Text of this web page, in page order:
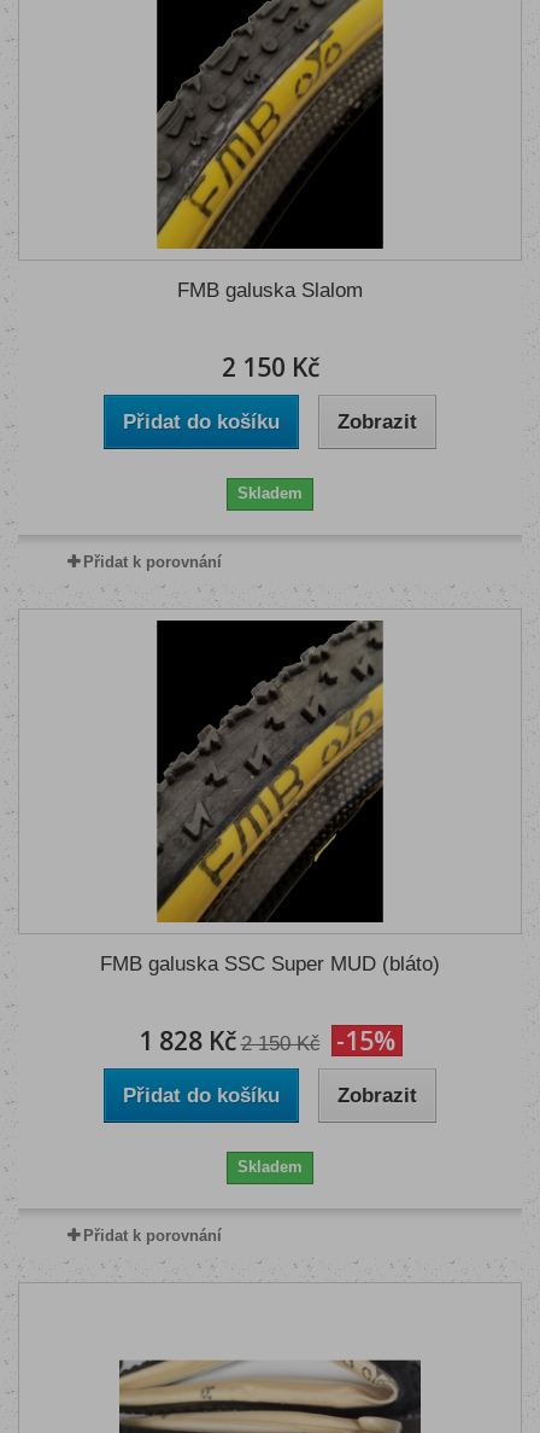
FMB galuska Slalom
2 150 Kč
Přidat do košíku Zobrazit
Skladem
Přidat k porovnání
FMB galuska SSC Super MUD (bláto)
1 828 Kč 2 150 Kč -15%
Přidat do košíku Zobrazit
Skladem
Přidat k porovnání